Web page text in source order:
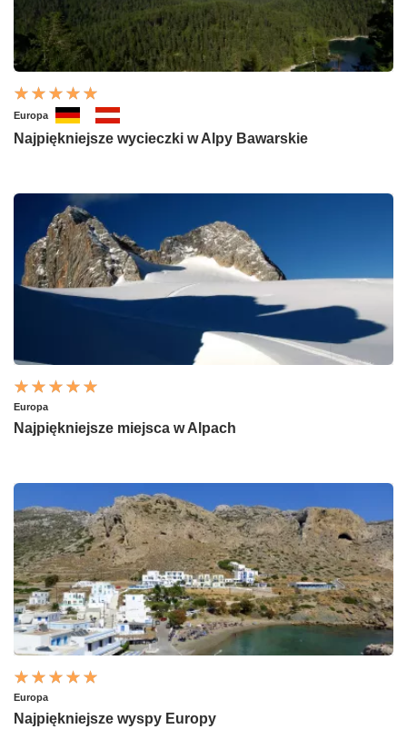
Europa
Najpiękniejsze wycieczki w Alpy Bawarskie
Europa
Najpiękniejsze miejsca w Alpach
Europa
Najpiękniejsze wyspy Europy